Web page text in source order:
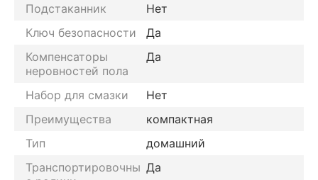
Подстаканник
Нет
Ключ безопасности
Да
Компенсаторы
неровностей пола
Да
Набор для смазки
Нет
Преимущества
компактная
Тип
домашний
Транспортировочны Да